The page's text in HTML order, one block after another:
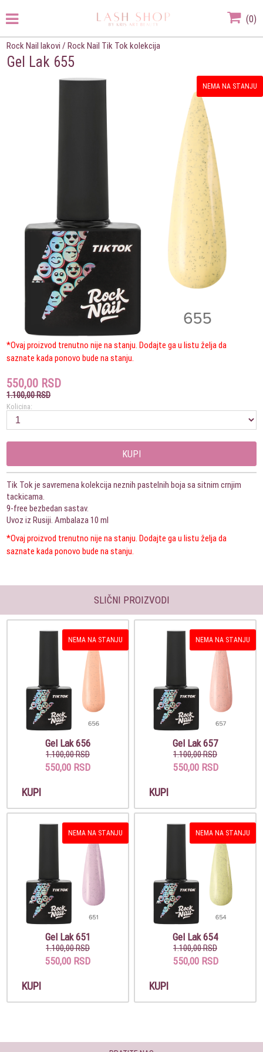
(0)
Rock Nail lakovi /Rock Nail Tik Tok kolekcija
Gel Lak 655
NEMA NA STANJU
*Ovaj proizvod trenutno nije na stanju. Dodajte ga u listu želja da
saznate kada ponovo bude na stanju.
550,00 RSD
1.100,00 RSD
Kolicina:
KUPI
Tik Tok je savremena kolekcija neznih pastelnih boja sa sitnim crnjim
tackicama.
9-free bezbedan sastav.
Uvoz iz Rusiji. Ambalaza 10 ml
*Ovaj proizvod trenutno nije na stanju. Dodajte ga u listu želja da
saznate kada ponovo bude na stanju.
SLIČNI PROIZVODI
NEMA NA STANJU
Gel Lak 656
1.100,00 RSD
550,00 RSD
KUPI
NEMA NA STANJU
Gel Lak 657
1.100,00 RSD
550,00 RSD
KUPI
NEMA NA STANJU
Gel Lak 651
1.100,00 RSD
550,00 RSD
KUPI
NEMA NA STANJU
Gel Lak 654
1.100,00 RSD
550,00 RSD
KUPI